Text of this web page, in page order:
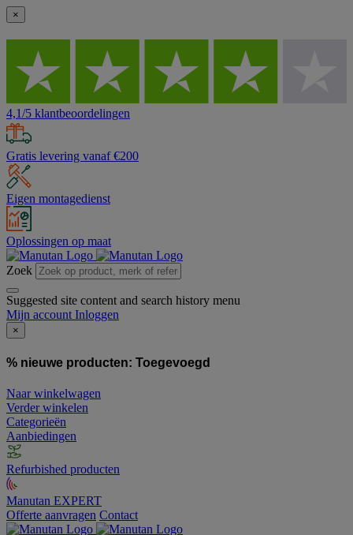
×
4,1/5 klantbeoordelingen
Gratis levering vanaf €200
Eigen montagedienst
Oplossingen op maat
Zoek
Suggested site content and search history menu
Mijn account Inloggen
×
% nieuwe producten: Toegevoegd
Naar winkelwagen
Verder winkelen
Categorieën
Aanbiedingen
Refurbished producten
Manutan EXPERT
Offerte aanvragen Contact